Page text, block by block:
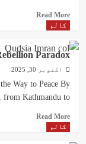
Read More
Read
ایمان
اور
جدید
انسان
کالم
Paradox
اکتوبر 30, 2025
Way to Peace By
Kathmandu to...
Read More
Read
کالم